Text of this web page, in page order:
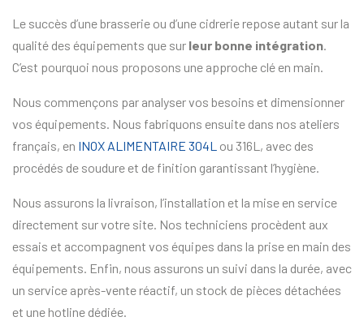
Le succès d’une brasserie ou d’une cidrerie repose autant sur la
qualité des équipements que sur leur bonne intégration
C’est pourquoi nous proposons une approche clé en main.
Nous commençons par analyser vos besoins et dimensionner
vos équipements. Nous fabriquons ensuite dans nos ateliers
français, en INOX ALIMENTAIRE 304L ou 316L, avec des
procédés de soudure et de finition garantissant l’hygiène.
Nous assurons la livraison, l’installation et la mise en service
directement sur votre site. Nos techniciens procèdent aux
essais et accompagnent vos équipes dans la prise en main des
équipements. Enfin, nous assurons un suivi dans la durée, avec
un service après-vente réactif, un stock de pièces détachées
et une hotline dédiée.